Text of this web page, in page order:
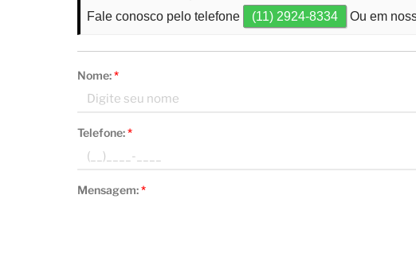
Fale conosco pelo telefone
(11) 2924-8334 Ou em
Nome:*
Telefone:*
Mensagem:*